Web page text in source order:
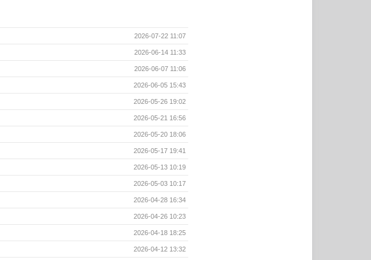
2026-07-22 11:07
2026-06-14 11:33
2026-06-07 11:06
2026-06-05 15:43
2026-05-26 19:02
2026-05-21 16:56
2026-05-20 18:06
2026-05-17 19:41
2026-05-13 10:19
2026-05-03 10:17
2026-04-28 16:34
2026-04-26 10:23
2026-04-18 18:25
2026-04-12 13:32